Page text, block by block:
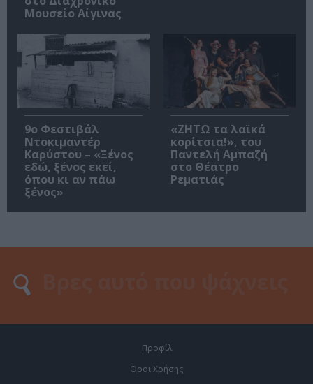
Μουσείο Αίγινας
9ο Φεστιβάλ
Ντοκιμαντέρ
Καρύστου – «Ξένος
εδώ, ξένος εκεί,
όπου κι αν πάω
ξένος»
«ΖΗΤΩ τα λαϊκά
κορίτσια!», του
Παντελή Αμπαζή
στο Θέατρο
Ρεματιάς
Προφίλ
Οροι Χρήσης